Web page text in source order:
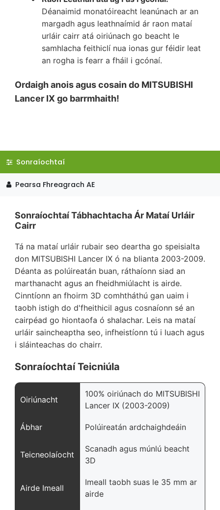
Déanaimid monatóireacht leanúnach ar an
margadh agus leathnaímid ár raon mataí
urláir cairr atá oiriúnach go beacht le
samhlacha feithiclí nua ionas gur féidir leat
an rogha is fearr a fháil i gcónaí.
Ordaigh anois agus cosain do MITSUBISHI
Lancer IX go barrmhaith!
Sonraíochtaí
Pearsa Fhreagrach AE
Sonraíochtaí Tábhachtacha Ár Mataí Urláir
Cairr
Tá na mataí urláir rubair seo deartha go speisialta
don MITSUBISHI Lancer IX ó na blianta 2003-2009.
Déanta as polúireatán buan, ráthaíonn siad an
marthanacht agus an fheidhmiúlacht is airde.
Cinntíonn an fhoirm 3D comhtháthú gan uaim i
taobh istigh do d'fheithicil agus cosnaíonn sé an
cairpéad go hiontaofa ó shalachar. Leis na mataí
urláir saincheaptha seo, infheistíonn tú i luach agus
i sláinteachas do chairr.
Sonraíochtaí Teicniúla
Oiriúnacht
100% oiriúnach do MITSUBISHI
Lancer IX (2003-2009)
Ábhar Polúireatán ardchaighdeáin
Teicneolaíocht
Scanadh agus múnlú beacht
3D
Airde Imeall
Imeall taobh suas le 35 mm ar
airde